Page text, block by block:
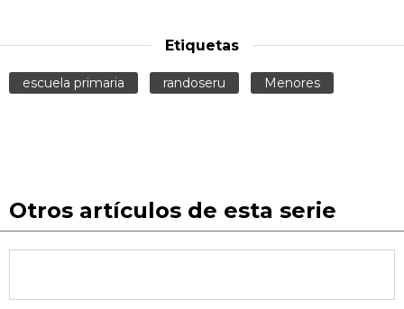
Etiquetas
escuela primaria randoseru Menores
Otros artículos de esta serie